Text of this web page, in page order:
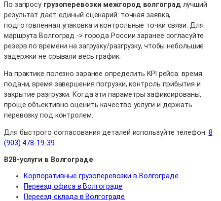
По запросу грузоперевозки межгород волгоград лучший
результат даёт единый сценарий: точная заявка,
подготовленная упаковка и контрольные точки связи. Для
маршрута Волгоград -> города России заранее согласуйте
резерв по времени на загрузку/разгрузку, чтобы небольшие
задержки не срывали весь график.
На практике полезно заранее определить KPI рейса: время
подачи, время завершения погрузки, контроль прибытия и
закрытие разгрузки. Когда эти параметры зафиксированы,
проще объективно оценить качество услуги и держать
перевозку под контролем.
Для быстрого согласования деталей используйте телефон: 8
(903) 478-19-39.
B2B-услуги в Волгограде
Корпоративные грузоперевозки в Волгограде
Переезд офиса в Волгограде
Переезд склада в Волгограде